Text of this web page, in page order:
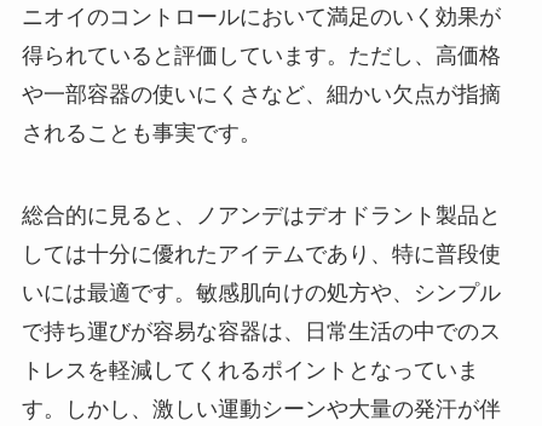
ニオイのコントロールにおいて満足のいく効果が
得られていると評価しています。ただし、高価格
や一部容器の使いにくさなど、細かい欠点が指摘
されることも事実です。
総合的に見ると、ノアンデはデオドラント製品と
しては十分に優れたアイテムであり、特に普段使
いには最適です。敏感肌向けの処方や、シンプル
で持ち運びが容易な容器は、日常生活の中でのス
トレスを軽減してくれるポイントとなっていま
す。しかし、激しい運動シーンや大量の発汗が伴